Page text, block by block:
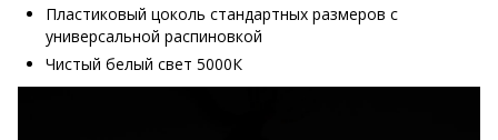
Пластиковый цоколь стандартных размеров с
универсальной распиновкой
Чистый белый свет 5000К